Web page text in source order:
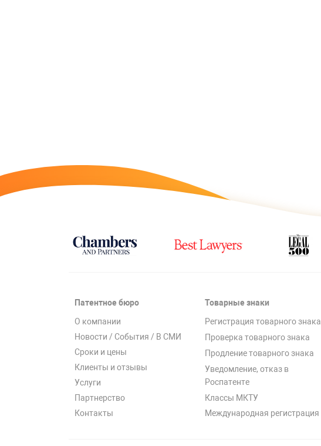
Патентное бюро
О компании
Новости / События / В СМИ
Сроки и цены
Клиенты и отзывы
Услуги
Партнерство
Контакты
Товарные знаки
Регистрация товарного знака
Проверка товарного знака
Продление товарного знака
Уведомление, отказ в
Роспатенте
Классы МКТУ
Международная регистрация